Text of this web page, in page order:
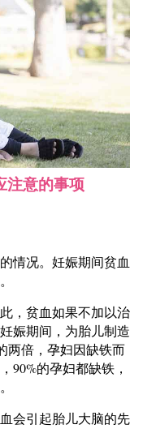
注意的事项
情况。妊娠期间贫血
，贫血如果不加以治
娠期间，为胎儿制造
两倍，孕妇因缺铁而
90%的孕妇都缺铁，
会引起胎儿大脑的先